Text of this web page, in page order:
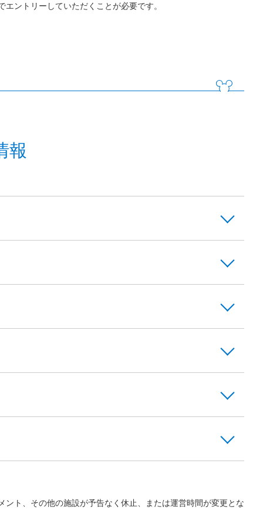
ントリーしていただくことが必要です。
報
ト、その他の施設が予告なく休止、または運営時間が変更とな